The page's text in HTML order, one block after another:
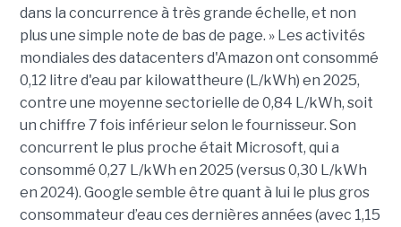
dans la concurrence à très grande échelle, et non
plus une simple note de bas de page. » Les activités
mondiales des datacenters d'Amazon ont consommé
0,12 litre d'eau par kilowattheure (L/kWh) en 2025,
contre une moyenne sectorielle de 0,84 L/kWh, soit
un chiffre 7 fois inférieur selon le fournisseur. Son
concurrent le plus proche était Microsoft, qui a
consommé 0,27 L/kWh en 2025 (versus 0,30 L/kWh
en 2024). Google semble être quant à lui le plus gros
consommateur d’eau ces dernières années (avec 1,15